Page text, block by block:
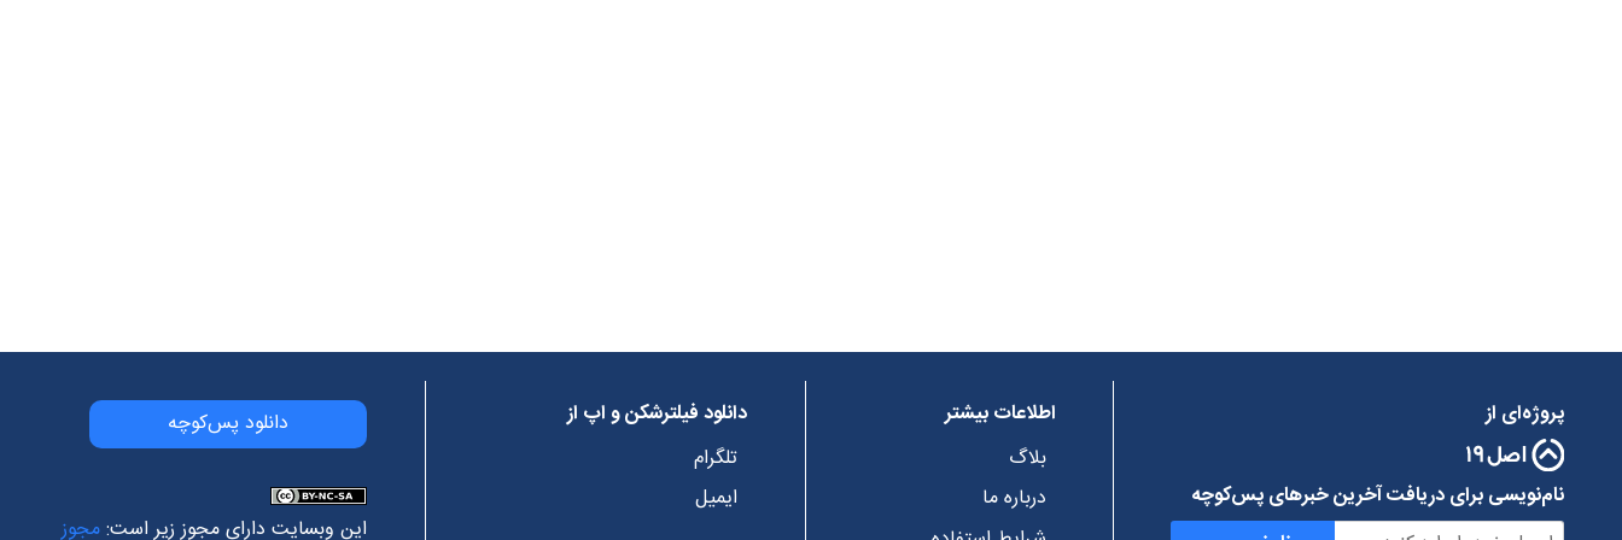
پروژه‌ای از
نام‌نویسی برای دریافت آخرین خبرهای پس‌کوچه
اطلاعات بیشتر
بلاگ
درباره ما
دانلود فیلترشکن و اپ از
تلگرام
ایمیل
دانلود پس‌کوچه
این وبسایت دارای مجوز زیر است:مجوز